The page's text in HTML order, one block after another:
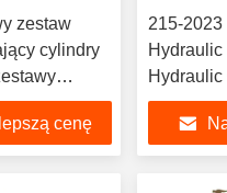
zestaw
cylindry
oleju
Hyundai
cenę
215-2023
Kit dla